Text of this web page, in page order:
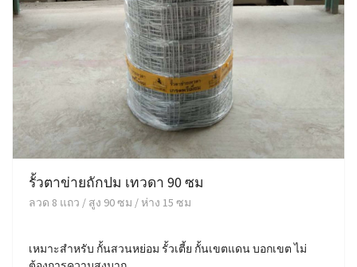
รั้วตาข่ายถักปม เทวดา 90 ซม
ลวด 8 แถว / สูง 90 ซม / ห่าง 15 ซม
เหมาะสำหรับ กั้นสวนหย่อม รั้วเตี้ย กั้นเขตแดน บอกเขต ไม่